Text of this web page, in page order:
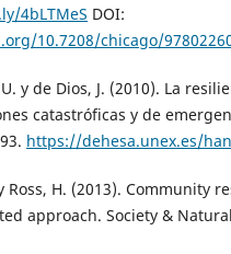
4bLTMeS DOI:
10.7208/chicago/
y de Dios, J. (2010). La
catastróficas y de
https://dehesa.unex.es/
Ross, H. (2013). Community
approach. Society &